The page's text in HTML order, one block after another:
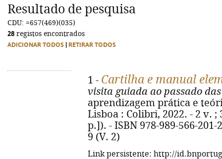
Ciências sociais...
Ciências sociais...
Resultado de pesquisa
CDU: =657(469)(035)
28 registos encontrados
ADICIONAR TODOS RETIRAR TODOS
1 - Cartilha e manual
visita guiada ao passado
aprendizagem prática e
Lisboa : Colibri, 2022. - 2 v.
p.]). - ISBN 978-989-566-201-
9 (V. 2)
Link persistente: http://